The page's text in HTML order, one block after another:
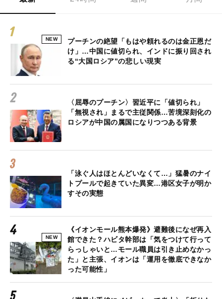
NEW
プーチンの絶望「もはや頼れるのは金正恩だ
け」…中国に値切られ、インドに振り回され
る“大国ロシア”の悲しい現実
〈屈辱のプーチン〉習近平に「値切られ」
「無視され」まるで主従関係…苦境深刻化の
ロシアが中国の属国になりつつある背景
「泳ぐ人はほとんどいなくて…」猛暑のナイ
トプールで起きていた異変…港区女子が明か
すその実態
NEW
《イオンモール熊本爆発》避難後になぜ再入
館できた？ハビタ幹部は「気をつけて行って
らっしゃいと…モール職員は引き止めなかっ
た」と主張、イオンは「運用を徹底できなか
った可能性」